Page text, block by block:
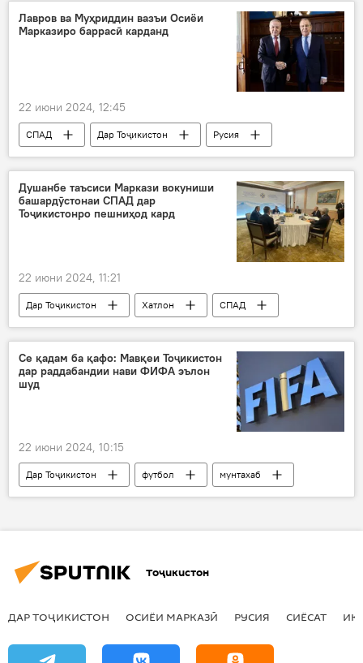
боздошт
Лавров ва Муҳриддин вазъи Осиёи
Марказиро баррасӣ карданд
22 июни 2024, 12:45
СПАД Дар Тоҷикистон
Русия
Сергей Лавров
Сироҷиддин Муҳриддин
Сиёсат
Душанбе таъсиси Маркази вокуниши
башардӯстонаи СПАД дар
Тоҷикистонро пешниҳод кард
22 июни 2024, 11:21
Дар Тоҷикистон Хатлон
СПАД
марказ
башардӯстона
Сироҷиддин Муҳриддин
Се қадам ба қафо: Мавқеи Тоҷикистон
дар раддабандии нави ФИФА эълон
шуд
22 июни 2024, 10:15
Дар Тоҷикистон футбол
мунтахаб
ФИФА
раддабандӣ
Тоҷикистон
ДАР ТОҶИКИСТОН ОСИЁИ МАРКАЗӢ РУСИЯ СИЁСАТ